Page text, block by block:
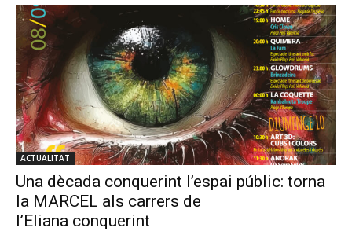
ACTUALITAT
Una dècada conquerint l’espai públic: torna
la MARCEL als carrers de
l’Eliana conquerint